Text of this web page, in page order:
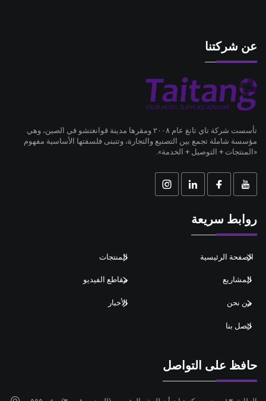
عن شركتنا
تأسست شركة تاي تانغ عام ٢٠٠٨ ومقرها مدينة قوانغتشو في الصين، وهي
مؤسسة شاملة تجمع بين التصنيع والتجارة، وتتبنى فلسفتها الأساسية مفهوم
«المنتجات + التوصيل + الخدمة».
روابط سريعة
الصفحة الرئيسية المنتجات
المشاريع مقاطع الفيديو
من نحن الأخبار
اتصل بنا
حافظ على التواصل